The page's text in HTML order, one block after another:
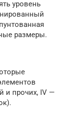
уровень
размеры.
и прочих, IV —